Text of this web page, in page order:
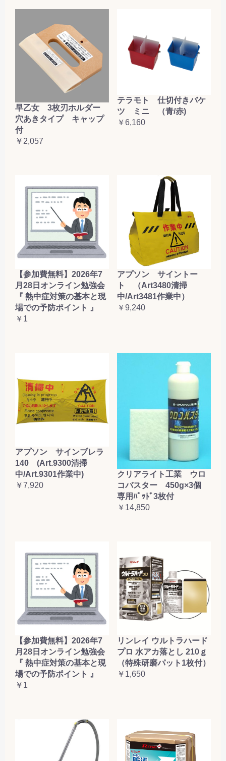
早乙女 3枚刃ホルダー
穴あきタイプ キャップ
付
￥2,057
テラモト 仕切付きバケ
ツ ミニ （青/赤)
￥6,160
【参加費無料】2026年7
月28日オンライン勉強会
『 熱中症対策の基本と現
場での予防ポイント 』
￥1
アプソン サイントー
ト （Art3480清掃
中/Art3481作業中）
￥9,240
アプソン サインブレラ
140 (Art.9300清掃
中/Art.9301作業中)
￥7,920
クリアライト工業 ウロ
コバスター 450g×3個
専用ﾊﾟｯﾄﾞ3枚付
￥14,850
【参加費無料】2026年7
月28日オンライン勉強会
『 熱中症対策の基本と現
場での予防ポイント 』
￥1
リンレイ ウルトラハード
プロ 水アカ落とし 210ｇ
（特殊研磨パット1枚付）
￥1,650